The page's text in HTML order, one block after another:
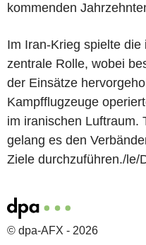
kommenden
Im Iran-Krieg spielte
zentrale Rolle, wobei
der Einsätze
Kampfflugzeuge
im iranischen Luftraum.
gelang es den
Ziele durchzuführen./le/
© dpa-AFX - 2026